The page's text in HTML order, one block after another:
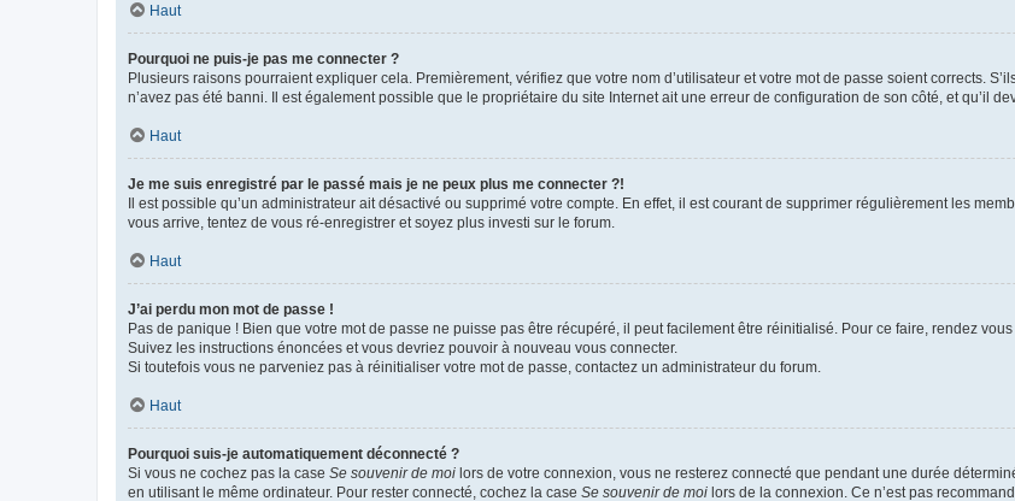
Haut
Pourquoi ne puis-je pas me connecter ?
Plusieurs raisons pourraient expliquer cela. Premièrement, vérifiez que votre nom d’utilisateur et votre mot de passe soient corrects.
n’avez pas été banni. Il est également possible que le propriétaire du site Internet ait une erreur de configuration de son côté, et qu’il
Haut
Je me suis enregistré par le passé mais je ne peux plus me connecter ?!
Il est possible qu’un administrateur ait désactivé ou supprimé votre compte. En effet, il est courant de supprimer régulièrement les
vous arrive, tentez de vous ré-enregistrer et soyez plus investi sur le forum.
Haut
J’ai perdu mon mot de passe !
Pas de panique ! Bien que votre mot de passe ne puisse pas être récupéré, il peut facilement être réinitialisé. Pour ce faire, rendez
Suivez les instructions énoncées et vous devriez pouvoir à nouveau vous connecter.
Si toutefois vous ne parveniez pas à réinitialiser votre mot de passe, contactez un administrateur du forum.
Haut
Pourquoi suis-je automatiquement déconnecté ?
Si vous ne cochez pas la case Se souvenir de moi lors de votre connexion, vous ne resterez connecté que pendant une durée
en utilisant le même ordinateur. Pour rester connecté, cochez la case Se souvenir de moi lors de la connexion. Ce n’est pas